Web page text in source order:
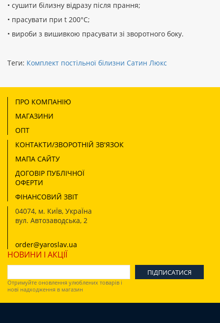
• сушити білизну відразу після прання;
• прасувати при t 200°С;
• вироби з вишивкою прасувати зі зворотного боку.
Теги: Комплект постільної білизни Сатин Люкс
ПРО КОМПАНІЮ
МАГАЗИНИ
ОПТ
КОНТАКТИ/ЗВОРОТНІЙ ЗВ'ЯЗОК
МАПА САЙТУ
ДОГОВІР ПУБЛІЧНОЇ
ОФЕРТИ
ФІНАНСОВИЙ ЗВІТ
04074, м. КиЇв, УкраЇна
вул. Автозаводська, 2
order@yaroslav.ua
НОВИНИ І АКЦІЇ
Отримуйте оновлення улюблених товарів і
нові надходження в магазин